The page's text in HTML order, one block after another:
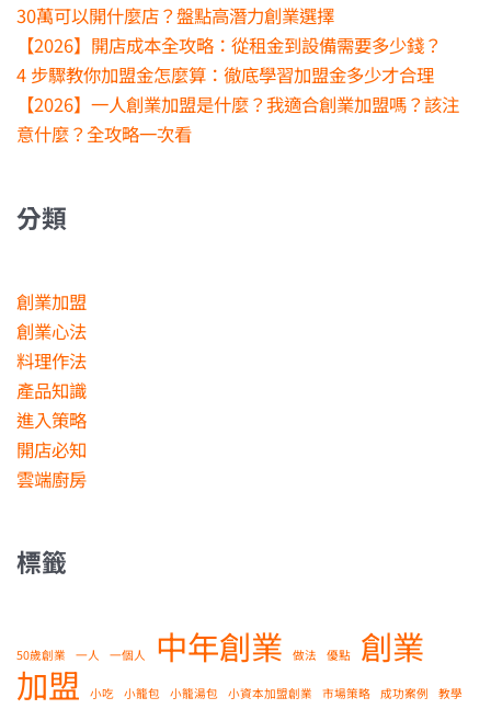
30萬可以開什麼店？盤點高潛力創業選擇
【2026】開店成本全攻略：從租金到設備需要多少錢？
4 步驟教你加盟金怎麼算：徹底學習加盟金多少才合理
【2026】一人創業加盟是什麼？我適合創業加盟嗎？該注
意什麼？全攻略一次看
分類
創業加盟
創業心法
料理作法
產品知識
進入策略
開店必知
雲端廚房
標籤
50歲創業 一人 一個人 中年創業 做法 優點
創業
加盟
小吃 小籠包 小籠湯包 小資本加盟創業 市場策略 成功案例
教學